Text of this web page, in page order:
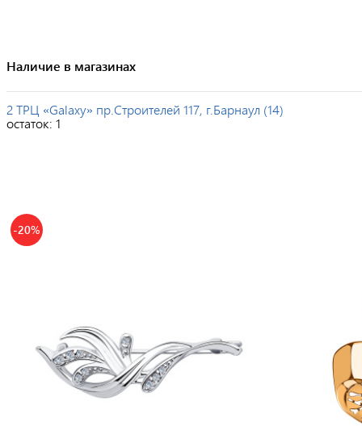
Наличие в магазинах
2 ТРЦ «Galaxy» пр.Строителей 117, г.Барнаул (14)
остаток: 1
-20%